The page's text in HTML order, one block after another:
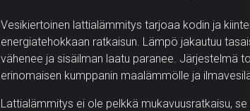
Vesikiertoinen lattialämmitys tarjoaa kodin ja
energiatehokkaan ratkaisun. Lämpö jakautuu
vähenee ja sisäilman laatu paranee. Järjestelmä
erinomaisen kumppanin maalämmölle ja
Lattialämmitys ei ole pelkkä mukavuusratkaisu,